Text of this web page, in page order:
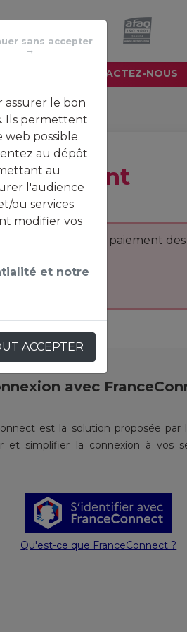
de la famille.
CONTACTEZ-NOUS
client
un retard sur le paiement des
avec
est la solution proposée par
et simplifier la connexion à vos
Qu'est-ce que FranceConnect ?
sans accepter
→
assurer le bon
Ils permettent
possible.
au dépôt
au
l'audience
ou services
modifier vos
et notre
ACCEPTER